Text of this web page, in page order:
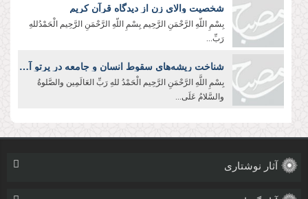
شخصیت والای زن از دیدگاه قرآن کریم
بِسْمِ اللّهِ الرَّحْمَنِ الرَّحِيم بِسْمِ اللّهِ الرَّحْمَنِ الرَّحِیم الْحَمْدُللهِ
رَبِّ...
شناخت ریشه‌های سقوط انسان و جامعه در پرتو آموزه‌های عاشورا
بِسْمِ اللَّهِ الرَّحْمَنِ الرَّحِیم الْحَمْدُ للهِ رَبِّ العَالَمِین والصَّلوةُ
والسَّلامُ عَلَی...
آثار نوشتاری